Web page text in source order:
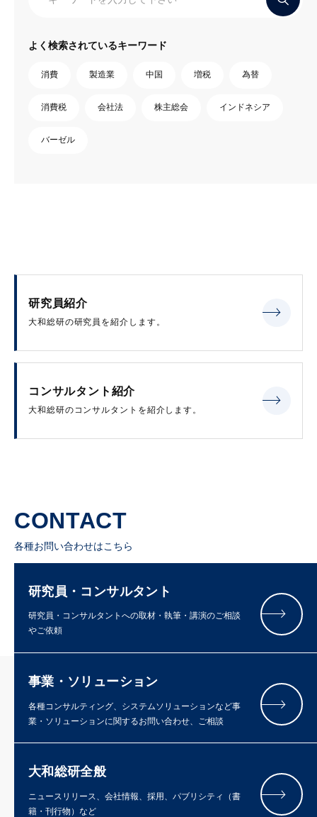
よく検索されているキーワード
消費 製造業 中国 増税 為替
消費税 会社法 株主総会 インドネシア
バーゼル
研究員紹介
大和総研の研究員を紹介します。
コンサルタント紹介
大和総研のコンサルタントを紹介します。
CONTACT
各種お問い合わせはこちら
研究員・コンサルタント
研究員・コンサルタントへの取材・執筆・講演のご相談
やご依頼
事業・ソリューション
各種コンサルティング、システムソリューションなど事
業・ソリューションに関するお問い合わせ、ご相談
大和総研全般
ニュースリリース、会社情報、採用、パブリシティ（書
籍・刊行物）など